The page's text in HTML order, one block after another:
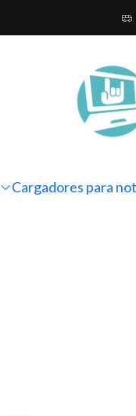
Cargadores para